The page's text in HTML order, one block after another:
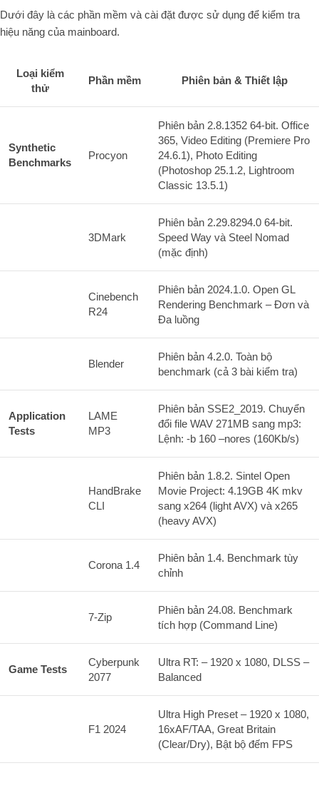
Dưới đây là các phần mềm và cài đặt được sử dụng để kiểm tra
hiệu năng của mainboard.
Loại kiểm
thử
Phần mềm Phiên bản & Thiết lập
Synthetic
Benchmarks
Procyon
Phiên bản 2.8.1352 64-bit. Office
365, Video Editing (Premiere Pro
24.6.1), Photo Editing
(Photoshop 25.1.2, Lightroom
Classic 13.5.1)
3DMark
Phiên bản 2.29.8294.0 64-bit.
Speed Way và Steel Nomad
(mặc định)
Cinebench
R24
Phiên bản 2024.1.0. Open GL
Rendering Benchmark – Đơn và
Đa luồng
Blender
Phiên bản 4.2.0. Toàn bộ
benchmark (cả 3 bài kiểm tra)
Application
Tests
LAME
MP3
Phiên bản SSE2_2019. Chuyển
đổi file WAV 271MB sang mp3:
Lệnh: -b 160 –nores (160Kb/s)
HandBrake
CLI
Phiên bản 1.8.2. Sintel Open
Movie Project: 4.19GB 4K mkv
sang x264 (light AVX) và x265
(heavy AVX)
Corona 1.4
Phiên bản 1.4. Benchmark tùy
chỉnh
7-Zip
Phiên bản 24.08. Benchmark
tích hợp (Command Line)
Game Tests
Cyberpunk
2077
Ultra RT: – 1920 x 1080, DLSS –
Balanced
F1 2024
Ultra High Preset – 1920 x 1080,
16xAF/TAA, Great Britain
(Clear/Dry), Bật bộ đếm FPS